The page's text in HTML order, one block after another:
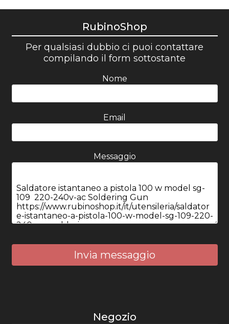
RubinoShop
Per qualsiasi dubbio ci puoi contattare
compilando il form sottostante
Nome
Email
Messaggio
Invia messaggio
Negozio